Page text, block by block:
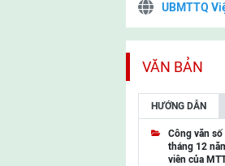
UBMTTQ
UBMTTQ
UBMTTQ
UBMTTQ
UBMTTQ
VĂN BẢN
HƯỚNG DẪN
Công văn
tháng 12
viên của